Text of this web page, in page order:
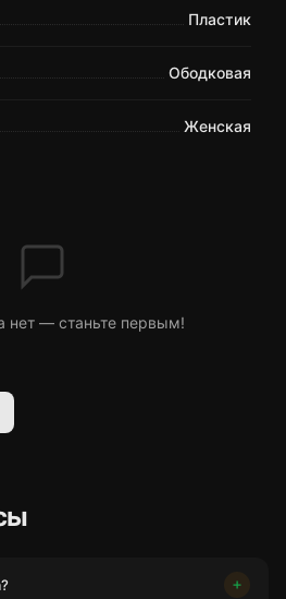
Пластик
Ободковая
Женская
нет — станьте первым!